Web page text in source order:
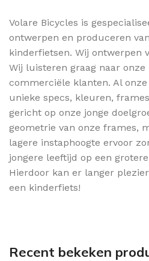
Volare Bicycles is
ontwerpen en produceren
kinderfietsen. Wij ontwerpen
Wij luisteren graag naar
commerciële klanten. Al
unieke specs, kleuren,
gericht op onze jonge
geometrie van onze frames,
lagere instaphoogte ervoor
jongere leeftijd op een
Hierdoor kan er langer
een kinderfiets!
Recent bekeken